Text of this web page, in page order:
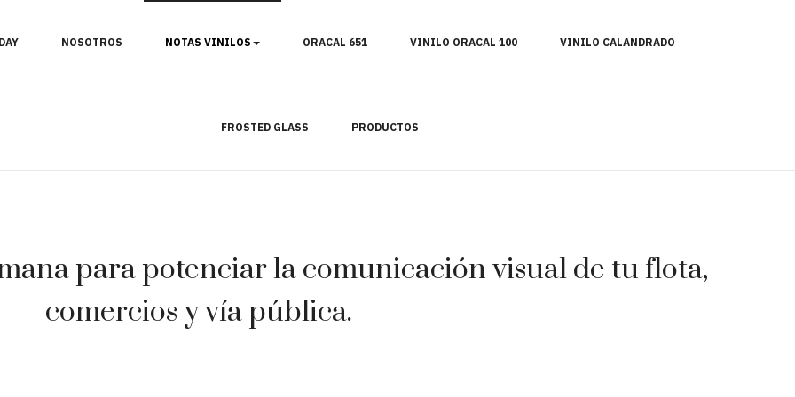
NOSOTROS NOTAS VINILOS ORACAL 651 VINILO ORACAL 100 VINILO CALANDRADO
FROSTED GLASS PRODUCTOS
para potenciar la comunicación visual de tu flota,
comercios y vía pública.